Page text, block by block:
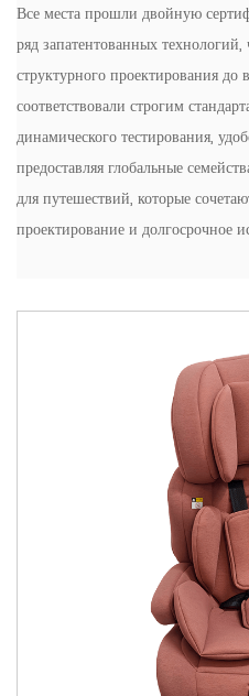
Все места прошли двойную
ряд запатентованных
структурного проектирования до
соответствовали строгим
динамического тестирования,
предоставляя глобальные
для путешествий, которые
проектирование и долгосрочное